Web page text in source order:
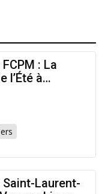
: La
l’Été à
Laurent-